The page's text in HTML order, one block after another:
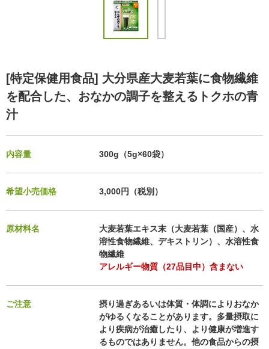
[特定保健用食品] 大分県産大麦若葉に食物繊維
を配合した、おなかの調子を整えるトクホの青
汁
内容量 300g（5g×60袋）
希望小売価格 3,000円（税別）
原材料名
大麦若葉エキス末（大麦若葉（国産）、水
溶性食物繊維、デキストリン）、水溶性食
物繊維
アレルギー物質（27品目中）含まない
ご注意
摂り過ぎあるいは体質・体調によりおなか
がゆるくなることがあります。多量摂取に
より疾病が治癒したり、より健康が増進す
るものではありません。他の食品からの摂